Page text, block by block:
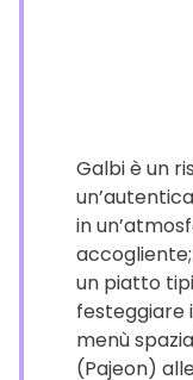
Galbi è un
in
un piatto
festeggiare
menù
(Pajeon)